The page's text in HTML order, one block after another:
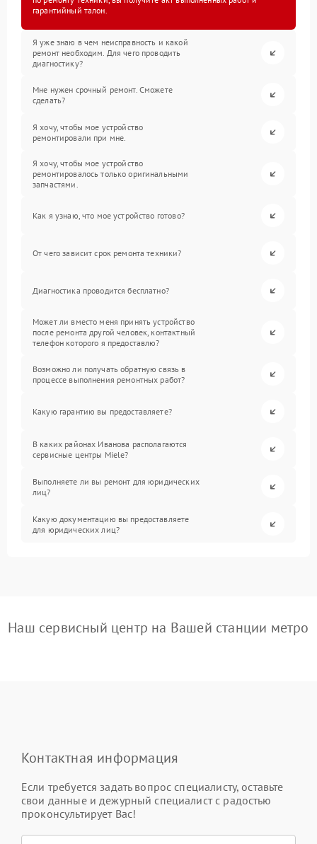
гарантийный талон.
Я уже знаю в чем неисправность и какой
ремонт необходим. Для чего проводить
диагностику?
Мне нужен срочный ремонт. Сможете
сделать?
Я хочу, чтобы мое устройство
ремонтировали при мне.
Я хочу, чтобы мое устройство
ремонтировалось только оригинальными
запчастями.
Как я узнаю, что мое устройство готово?
От чего зависит срок ремонта техники?
Диагностика проводится бесплатно?
Может ли вместо меня принять устройство
после ремонта другой человек, контактный
телефон которого я предоставлю?
Возможно ли получать обратную связь в
процессе выполнения ремонтных работ?
Какую гарантию вы предоставляете?
В каких районах Иванова располагаются
сервисные центры Miele?
Выполняете ли вы ремонт для юридических
лиц?
Какую документацию вы предоставляете
для юридических лиц?
Наш сервисный центр на Вашей станции метро
Контактная информация
Если требуется задать вопрос специалисту, оставьте
свои данные и дежурный специалист с радостью
проконсультирует Вас!